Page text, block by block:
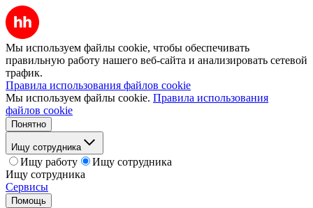
Мы используем файлы cookie, чтобы обеспечивать
правильную работу нашего веб-сайта и анализировать сетевой
трафик.
Правила использования файлов cookie
Мы используем файлы cookie. Правила использования
файлов cookie
Понятно
Ищу сотрудника
Ищу работу
Ищу сотрудника
Ищу сотрудника
Сервисы
Помощь